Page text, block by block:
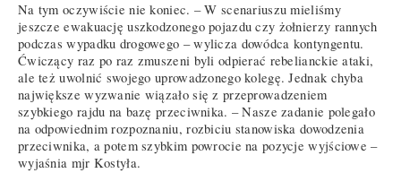
Na tym oczywiście nie koniec. – W scenariuszu mieliśmy
jeszcze ewakuację uszkodzonego pojazdu czy żołnierzy rannych
podczas wypadku drogowego – wylicza dowódca kontyngentu.
Ćwiczący raz po raz zmuszeni byli odpierać rebelianckie ataki,
ale też uwolnić swojego uprowadzonego kolegę. Jednak chyba
największe wyzwanie wiązało się z przeprowadzeniem
szybkiego rajdu na bazę przeciwnika. – Nasze zadanie polegało
na odpowiednim rozpoznaniu, rozbiciu stanowiska dowodzenia
przeciwnika, a potem szybkim powrocie na pozycje wyjściowe –
wyjaśnia mjr Kostyła.